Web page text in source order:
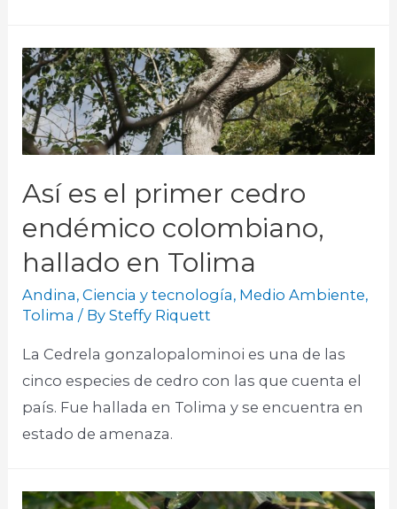
Así es el primer cedro
endémico colombiano,
hallado en Tolima
Andina,Ciencia y tecnología, Medio Ambiente,
Tolima / BySteffy Riquett
La Cedrela gonzalopalominoi es una de las
cinco especies de cedro con las que cuenta el
país. Fue hallada en Tolima y se encuentra en
estado de amenaza. ​